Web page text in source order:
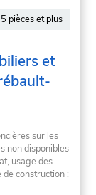
5 pièces et plus
et
sur les
non disponibles
usage des
construction :